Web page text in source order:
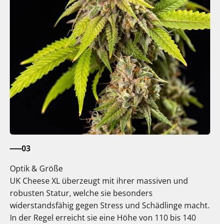
03
Optik & Größe
UK Cheese XL überzeugt mit ihrer massiven und
robusten Statur, welche sie besonders
widerstandsfähig gegen Stress und Schädlinge macht.
In der Regel erreicht sie eine Höhe von 110 bis 140